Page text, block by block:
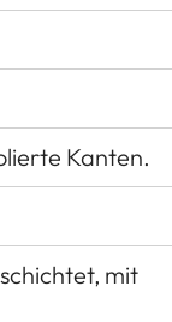
Kanten.
mit